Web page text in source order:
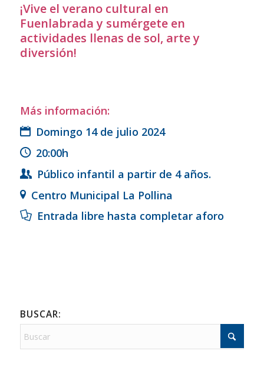
¡Vive el verano cultural en
Fuenlabrada y sumérgete en
actividades llenas de sol, arte y
diversión!
Más información:
Domingo 14 de julio 2024
20:00h
Público infantil a partir de 4 años.
Centro Municipal La Pollina
Entrada libre hasta completar aforo
BUSCAR: